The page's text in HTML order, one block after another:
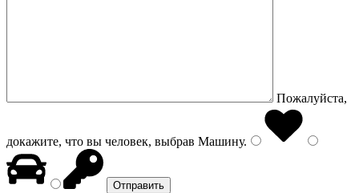
Пожалуйста,
докажите, что вы человек, выбрав Машину.